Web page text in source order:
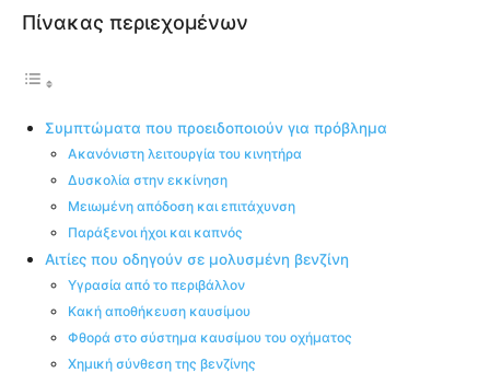
Πίνακας περιεχομένων
Συμπτώματα που προειδοποιούν για πρόβλημα
Ακανόνιστη λειτουργία του κινητήρα
Δυσκολία στην εκκίνηση
Μειωμένη απόδοση και επιτάχυνση
Παράξενοι ήχοι και καπνός
Αιτίες που οδηγούν σε μολυσμένη βενζίνη
Υγρασία από το περιβάλλον
Κακή αποθήκευση καυσίμου
Φθορά στο σύστημα καυσίμου του οχήματος
Χημική σύνθεση της βενζίνης